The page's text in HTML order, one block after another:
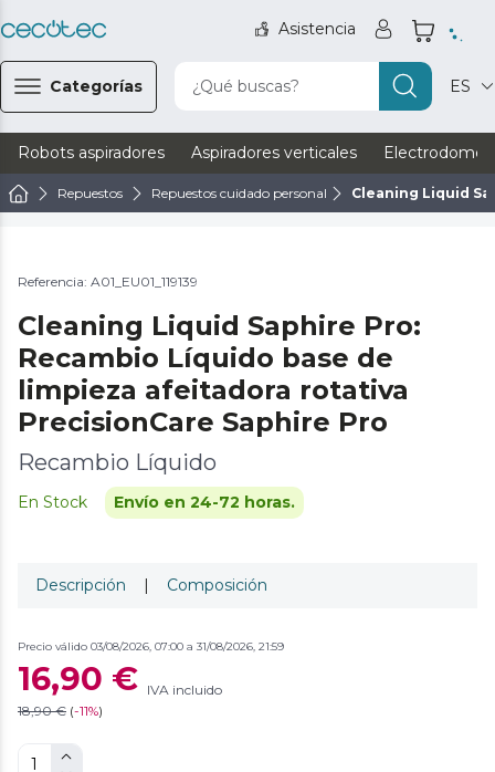
Asistencia
Categorías ¿Qué buscas? ES
Robots aspiradores Aspiradores verticales
Repuestos Repuestos cuidado personal Cleaning Liquid
Referencia: A01_EU01_119139
Cleaning Liquid Saphire Pro:
Recambio Líquido base de
limpieza afeitadora rotativa
PrecisionCare Saphire Pro
Recambio Líquido
En Stock Envío en 24-72 horas.
Descripción | Composición
Precio válido 03/08/2026, 07:00 a 31/08/2026, 21:59
16,90 € IVA incluido
18,90 € (-11%)